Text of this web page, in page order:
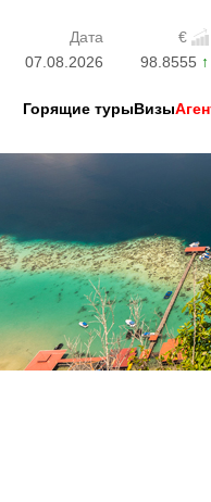
Дата
€
07.08.2026
98.8555
Горящие турыВизы